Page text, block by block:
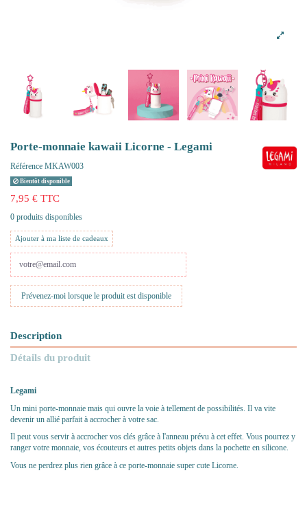
Porte-monnaie kawaii Licorne - Legami
Référence MKAW003
Bientôt disponible
7,95 € TTC
0 produits disponibles
Ajouter à ma liste de cadeaux
Description
Détails du produit
Legami
Un mini porte-monnaie mais qui ouvre la voie à tellement de possibilités. Il va vite
devenir un allié parfait à accrocher à votre sac.
Il peut vous servir à accrocher vos clés grâce à l'anneau prévu à cet effet. Vous pourrez y
ranger votre monnaie, vos écouteurs et autres petits objets dans la pochette en silicone.
Vous ne perdrez plus rien grâce à ce porte-monnaie super cute Licorne.